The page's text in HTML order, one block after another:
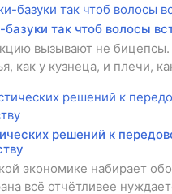
базуки так чтоб волосы
вызывают не
как у кузнеца, и плечи,
решений к
экономике набирает
всё отчётливее